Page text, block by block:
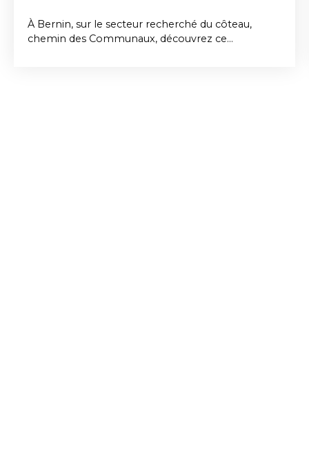
À Bernin, sur le secteur recherché du côteau,
chemin des Communaux, découvrez ce